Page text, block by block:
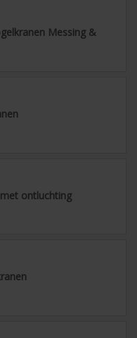
Messing &
ontluchting